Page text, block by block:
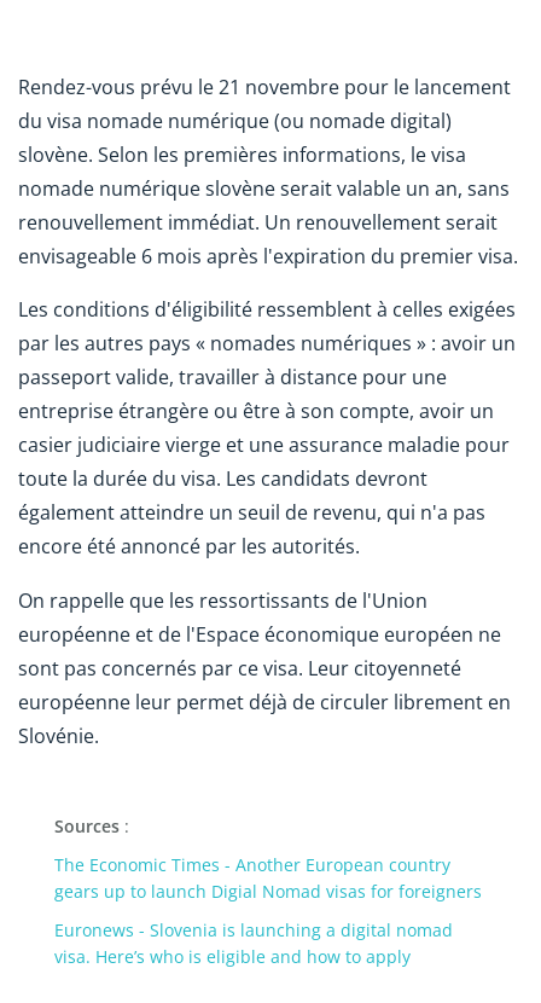
Rendez-vous prévu le 21 novembre pour le lancement
du visa nomade numérique (ou nomade digital)
slovène. Selon les premières informations, le visa
nomade numérique slovène serait valable un an, sans
renouvellement immédiat. Un renouvellement serait
envisageable 6 mois après l'expiration du premier visa.
Les conditions d'éligibilité ressemblent à celles exigées
par les autres pays « nomades numériques » : avoir un
passeport valide, travailler à distance pour une
entreprise étrangère ou être à son compte, avoir un
casier judiciaire vierge et une assurance maladie pour
toute la durée du visa. Les candidats devront
également atteindre un seuil de revenu, qui n'a pas
encore été annoncé par les autorités.
On rappelle que les ressortissants de l'Union
européenne et de l'Espace économique européen ne
sont pas concernés par ce visa. Leur citoyenneté
européenne leur permet déjà de circuler librement en
Slovénie.
Sources :
The Economic Times - Another European country
gears up to launch Digial Nomad visas for foreigners
Euronews - Slovenia is launching a digital nomad
visa. Here’s who is eligible and how to apply